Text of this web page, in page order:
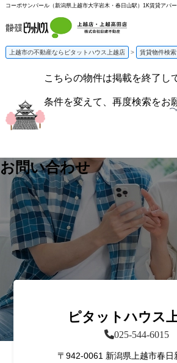
上越市の不動産ならピタットハウス上越店 > 賃貸物件検索
こちらの物件は掲載を終了し
条件を変えて、再度検索をお
お問い合わせ
ピタットハウス
025-544-6015
〒942-0061 新潟県上越市春日